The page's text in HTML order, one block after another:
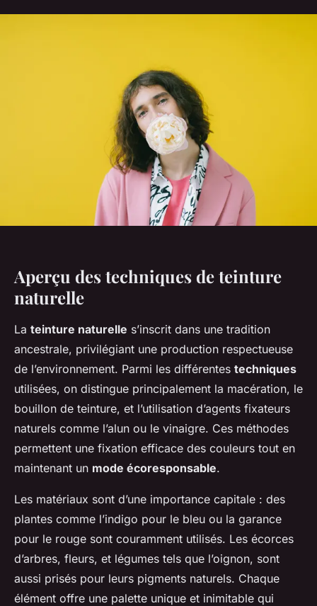
Aperçu des techniques de teinture
naturelle
La teinture naturelle s’inscrit dans une tradition
ancestrale, privilégiant une production respectueuse
de l’environnement. Parmi les différentes techniques
utilisées, on distingue principalement la macération, le
bouillon de teinture, et l’utilisation d’agents fixateurs
naturels comme l’alun ou le vinaigre. Ces méthodes
permettent une fixation efficace des couleurs tout en
maintenant un mode écoresponsable.
Les matériaux sont d’une importance capitale : des
plantes comme l’indigo pour le bleu ou la garance
pour le rouge sont couramment utilisés. Les écorces
d’arbres, fleurs, et légumes tels que l’oignon, sont
aussi prisés pour leurs pigments naturels. Chaque
élément offre une palette unique et inimitable qui